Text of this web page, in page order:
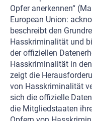
Opfer anerkennen“
European Union:
beschreibt den
Hasskriminalität und
der offiziellen
Hasskriminalität in
zeigt die
von Hasskriminalität
sich die offizielle
die Mitgliedstaaten